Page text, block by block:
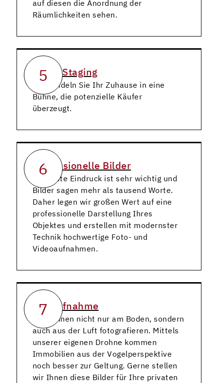
auf diesen die Anordnung der
Räumlichkeiten sehen.
5
Home Staging
Verwandeln Sie Ihr Zuhause in eine
Bühne, die potenzielle Käufer
überzeugt.
6
Professionelle Bilder
Der erste Eindruck ist sehr wichtig und
Bilder sagen mehr als tausend Worte.
Daher legen wir großen Wert auf eine
professionelle Darstellung Ihres
Objektes und erstellen mit modernster
Technik hochwertige Foto- und
Videoaufnahmen.
7
Luftaufnahme
Wir können nicht nur am Boden, sondern
auch aus der Luft fotografieren. Mittels
unserer eigenen Drohne kommen
Immobilien aus der Vogelperspektive
noch besser zur Geltung. Gerne stellen
wir Ihnen diese Bilder für Ihre privaten